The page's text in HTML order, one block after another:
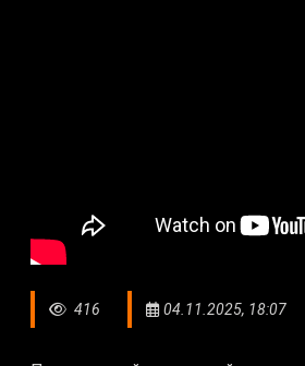
416 04.11.2025, 18:07